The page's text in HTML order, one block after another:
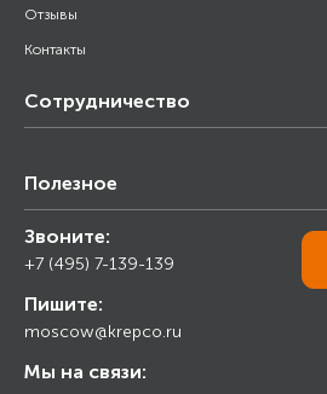
Отзывы
Контакты
Сотрудничество
Снабжение строительства
Торговым организациям
Полезное
Калькулятор
Прайс лист
Ответы на вопросы
Блог
Звоните:
+7 (495) 7-139-139
Пишите:
moscow@krepco.ru
Мы на связи: